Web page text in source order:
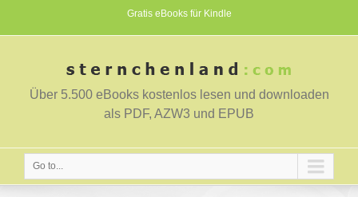
Gratis eBooks für Kindle
Über 5.500 eBooks kostenlos lesen und downloaden
als PDF, AZW3 und EPUB
Go to...